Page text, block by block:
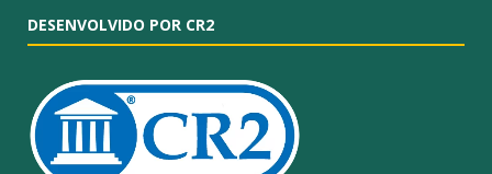
DESENVOLVIDO POR CR2